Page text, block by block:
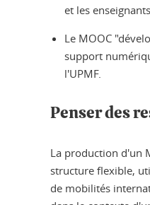
et les
Le MOOC
support
l'UPMF.
Penser des
La production d'un
structure flexible,
de mobilités